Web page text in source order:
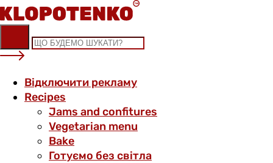
Skip
to
content
Відключити рекламу
Recipes
Jams and confitures
Vegetarian menu
Bake
Готуємо без світла